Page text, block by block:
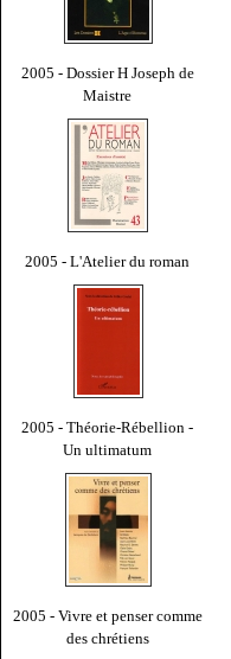
2005 - Dossier H Joseph de
Maistre
2005 - L'Atelier du roman
2005 - Théorie-Rébellion -
Un ultimatum
2005 - Vivre et penser comme
des chrétiens